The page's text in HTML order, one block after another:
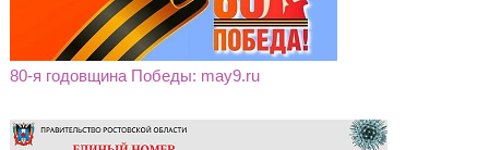
80-я годовщина Победы: may9.ru